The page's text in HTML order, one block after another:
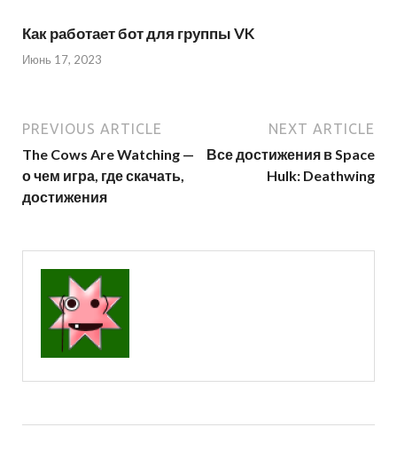
Как работает бот для группы VK
Июнь 17, 2023
PREVIOUS ARTICLE
The Cows Are Watching —
о чем игра, где скачать,
достижения
NEXT ARTICLE
Все достижения в Space
Hulk: Deathwing